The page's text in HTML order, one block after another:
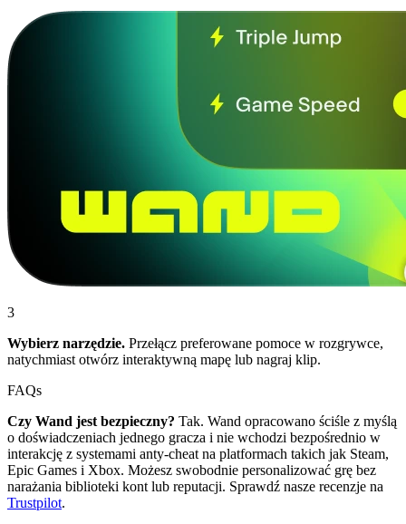
3
Wybierz narzędzie. Przełącz preferowane pomoce w rozgrywce,
natychmiast otwórz interaktywną mapę lub nagraj klip.
FAQs
Czy Wand jest bezpieczny? Tak. Wand opracowano ściśle z myślą
o doświadczeniach jednego gracza i nie wchodzi bezpośrednio w
interakcję z systemami anty-cheat na platformach takich jak Steam,
Epic Games i Xbox. Możesz swobodnie personalizować grę bez
narażania biblioteki kont lub reputacji. Sprawdź nasze recenzje na
Trustpilot.